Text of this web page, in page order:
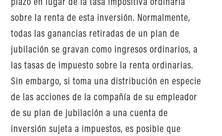
sobre la renta de esta inversión. Normalmente,
todas las ganancias retiradas de un plan de
jubilación se gravan como ingresos ordinarios, a
las tasas de impuesto sobre la renta ordinarias.
Sin embargo, si toma una distribución en especie
de las acciones de la compañía de su empleador
de su plan de jubilación a una cuenta de
inversión sujeta a impuestos, es posible que